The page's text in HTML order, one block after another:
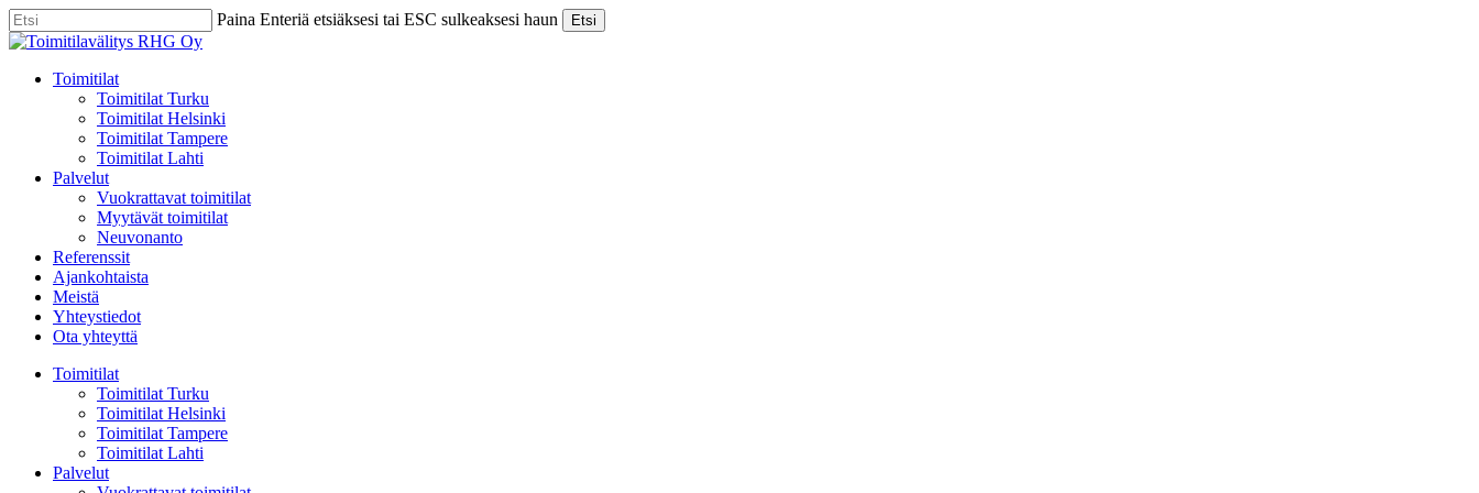
Skip
to
content
Paina Enteriä etsiäksesi tai ESC sulkeaksesi haun Etsi
Close
Menu
Toimitilat
Toimitilat Turku
Toimitilat Helsinki
Toimitilat Tampere
Toimitilat Lahti
Palvelut
Vuokrattavat toimitilat
Myytävät toimitilat
Neuvonanto
Referenssit
Ajankohtaista
Meistä
Yhteystiedot
Ota yhteyttä
Toimitilat
Toimitilat Turku
Toimitilat Helsinki
Toimitilat Tampere
Toimitilat Lahti
Palvelut